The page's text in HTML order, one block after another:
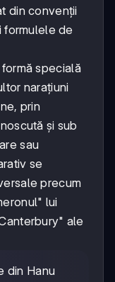
din convenții
formulele de
specială
narațiuni
prin
și sub
sau
se
precum
lui
ale
din Hanu